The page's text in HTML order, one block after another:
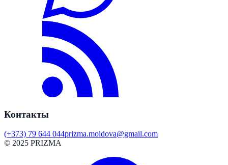
Контакты
(+373) 79 644 044prizma.moldova@gmail.com
© 2025 PRIZMA